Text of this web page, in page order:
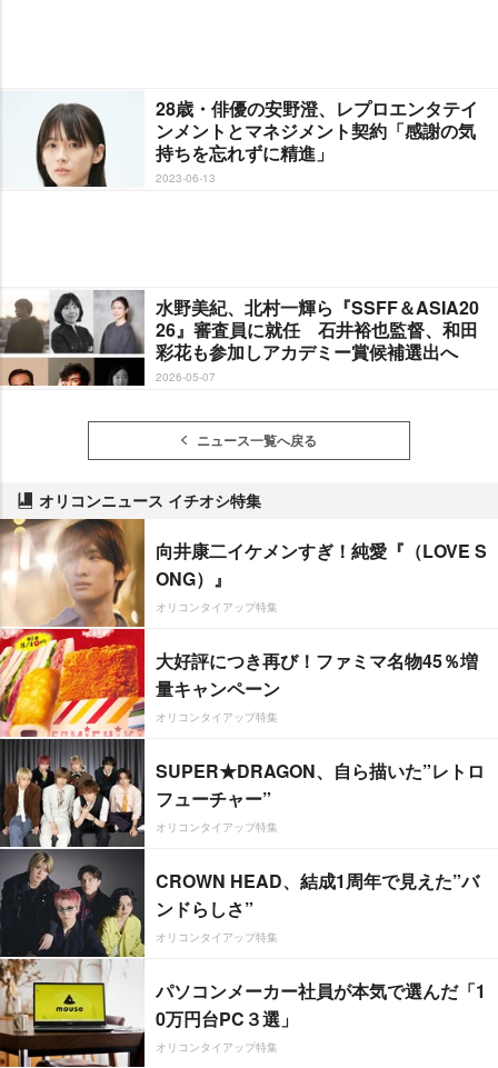
28歳・俳優の安野澄、レプロエンタテイ
ンメントとマネジメント契約「感謝の気
持ちを忘れずに精進」
2023-06-13
水野美紀、北村一輝ら『SSFF＆ASIA20
26』審査員に就任 石井裕也監督、和田
彩花も参加しアカデミー賞候補選出へ
2026-05-07
ニュース一覧へ戻る
オリコンニュース イチオシ特集
向井康二イケメンすぎ！純愛『（LOVE S
ONG）』
オリコンタイアップ特集
大好評につき再び！ファミマ名物45％増
量キャンペーン
オリコンタイアップ特集
SUPER★DRAGON、自ら描いた”レトロ
フューチャー”
オリコンタイアップ特集
CROWN HEAD、結成1周年で見えた”バ
ンドらしさ”
オリコンタイアップ特集
パソコンメーカー社員が本気で選んだ「1
0万円台PC３選」
オリコンタイアップ特集